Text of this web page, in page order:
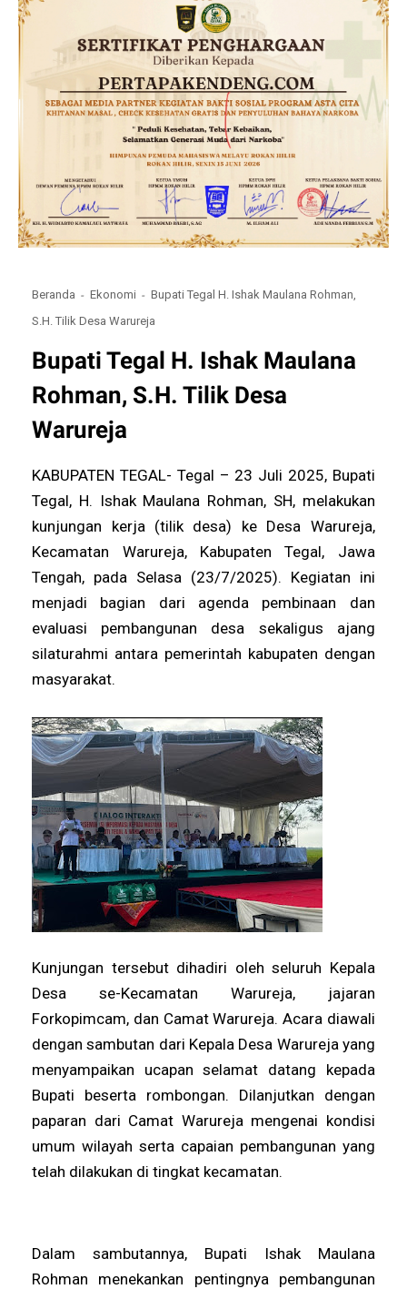
Beranda Ekonomi
Bupati Tegal H. Ishak Maulana Rohman,
S.H. Tilik Desa Warureja
Bupati Tegal H. Ishak Maulana
Rohman, S.H. Tilik Desa
Warureja
KABUPATEN TEGAL- Tegal – 23 Juli 2025, Bupati
Tegal, H. Ishak Maulana Rohman, SH, melakukan
kunjungan kerja (tilik desa) ke Desa Warureja,
Kecamatan Warureja, Kabupaten Tegal, Jawa
Tengah, pada Selasa (23/7/2025). Kegiatan ini
menjadi bagian dari agenda pembinaan dan
evaluasi pembangunan desa sekaligus ajang
silaturahmi antara pemerintah kabupaten dengan
masyarakat.
Kunjungan tersebut dihadiri oleh seluruh Kepala
Desa se-Kecamatan Warureja, jajaran
Forkopimcam, dan Camat Warureja. Acara diawali
dengan sambutan dari Kepala Desa Warureja yang
menyampaikan ucapan selamat datang kepada
Bupati beserta rombongan. Dilanjutkan dengan
paparan dari Camat Warureja mengenai kondisi
umum wilayah serta capaian pembangunan yang
telah dilakukan di tingkat kecamatan.
Dalam sambutannya, Bupati Ishak Maulana
Rohman menekankan pentingnya pembangunan